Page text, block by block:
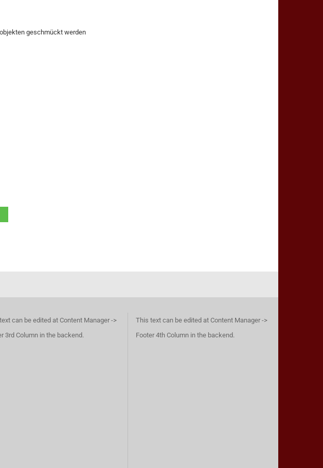
geschmückt werden
can be edited at Content Manager ->
3rd Column in the backend.
This text can be edited at Content Manager ->
Footer 4th Column in the backend.